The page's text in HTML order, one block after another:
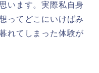
います。実際私自身
ってどこにいけばみ
れてしまった体験が